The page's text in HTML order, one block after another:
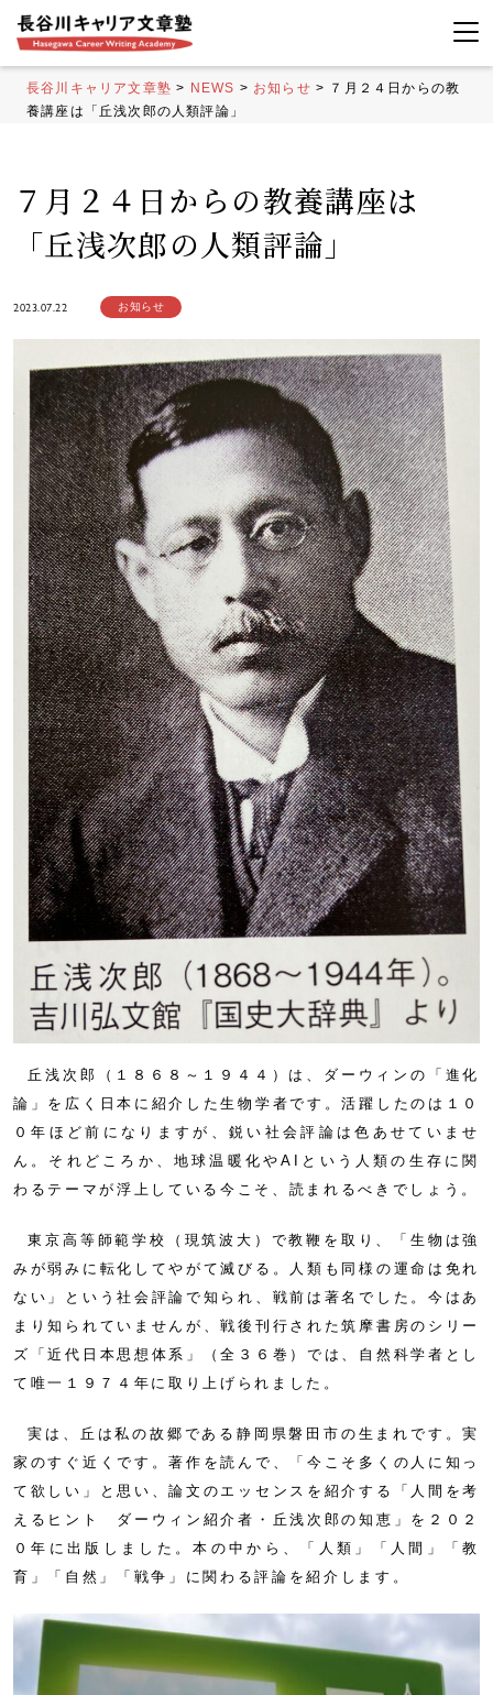
長谷川キャリア文章塾 > NEWS > お知らせ > ７月２４日からの教
養講座は「丘浅次郎の人類評論」
７月２４日からの教養講座は
「丘浅次郎の人類評論」
2023.07.22 お知らせ
丘浅次郎（１８６８～１９４４）は、ダーウィンの「進化
論」を広く日本に紹介した生物学者です。活躍したのは１０
０年ほど前になりますが、鋭い社会評論は色あせていませ
ん。それどころか、地球温暖化やAIという人類の生存に関
わるテーマが浮上している今こそ、読まれるべきでしょう。
東京高等師範学校（現筑波大）で教鞭を取り、「生物は強
みが弱みに転化してやがて滅びる。人類も同様の運命は免れ
ない」という社会評論で知られ、戦前は著名でした。今はあ
まり知られていませんが、戦後刊行された筑摩書房のシリー
ズ「近代日本思想体系」（全３６巻）では、自然科学者とし
て唯一１９７４年に取り上げられました。
実は、丘は私の故郷である静岡県磐田市の生まれです。実
家のすぐ近くです。著作を読んで、「今こそ多くの人に知っ
て欲しい」と思い、論文のエッセンスを紹介する「人間を考
えるヒント ダーウィン紹介者・丘浅次郎の知恵」を２０２
０年に出版しました。本の中から、「人類」「人間」「教
育」「自然」「戦争」に関わる評論を紹介します。